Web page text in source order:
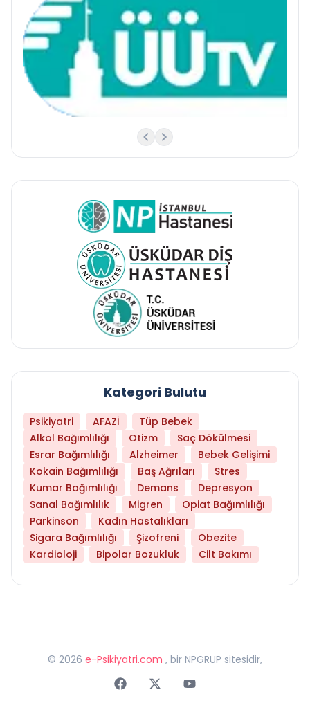
Kategori Bulutu
Psikiyatri AFAZİ
Tüp Bebek
Alkol Bağımlılığı
Otizm
Saç Dökülmesi
Esrar Bağımlılığı
Alzheimer
Bebek Gelişimi
Kokain Bağımlılığı
Baş Ağrıları
Stres
Kumar Bağımlılığı
Demans
Depresyon
Sanal Bağımlılık
Migren
Opiat Bağımlılığı
Parkinson
Kadın Hastalıkları
Sigara Bağımlılığı
Şizofreni
Obezite
Kardioloji
Bipolar Bozukluk Cilt Bakımı
© 2026 e-Psikiyatri.com , bir NPGRUP sitesidir,